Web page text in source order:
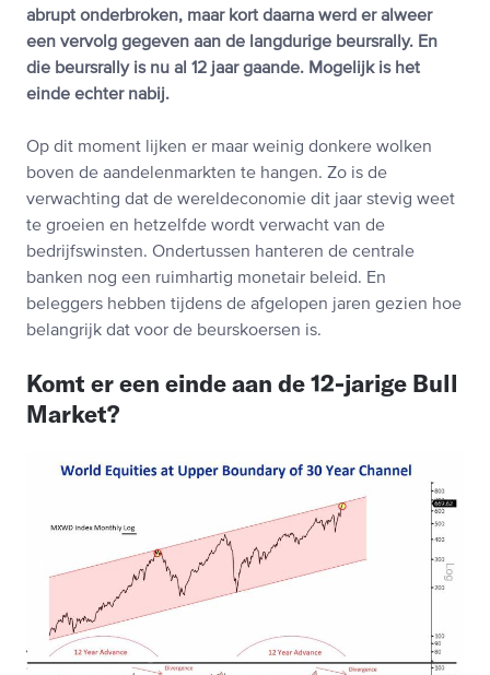
abrupt onderbroken, maar kort daarna werd er alweer
een vervolg gegeven aan de langdurige beursrally. En
die beursrally is nu al 12 jaar gaande. Mogelijk is het
einde echter nabij.
Op dit moment lijken er maar weinig donkere wolken
boven de aandelenmarkten te hangen. Zo is de
verwachting dat de wereldeconomie dit jaar stevig weet
te groeien en hetzelfde wordt verwacht van de
bedrijfswinsten. Ondertussen hanteren de centrale
banken nog een ruimhartig monetair beleid. En
beleggers hebben tijdens de afgelopen jaren gezien hoe
belangrijk dat voor de beurskoersen is.
Komt er een einde aan de 12-jarige Bull
Market?